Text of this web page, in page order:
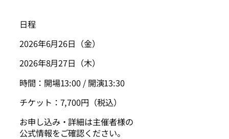
日程
2026年6月26日（金）
2026年8月27日（木）
時間：開場13:00 / 開演13:30
チケット：7,700円（税込）
お申し込み・詳細は主催者様の
公式情報をご確認ください。